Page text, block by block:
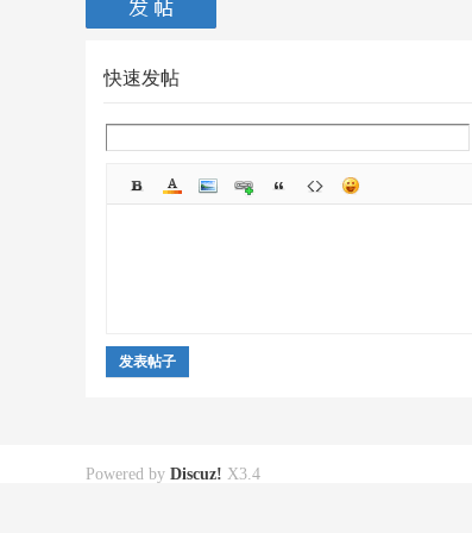
快速发帖
发表帖子
Powered by Discuz! X3.4